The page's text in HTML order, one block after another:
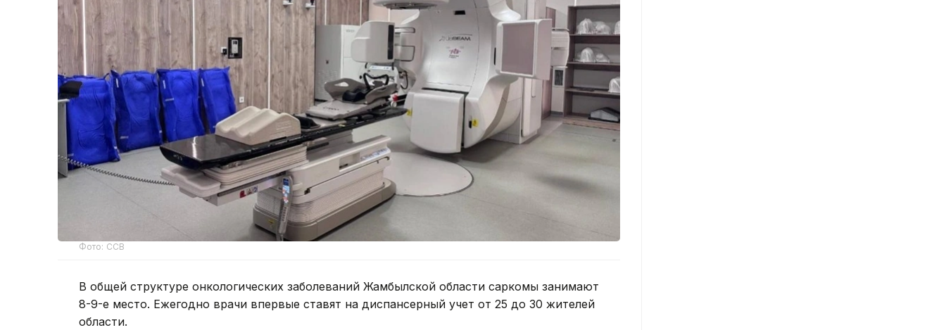
Фото: ССВ
В общей структуре онкологических заболеваний Жамбылской области саркомы занимают
8-9-е место. Ежегодно врачи впервые ставят на диспансерный учет от 25 до 30 жителей
области.